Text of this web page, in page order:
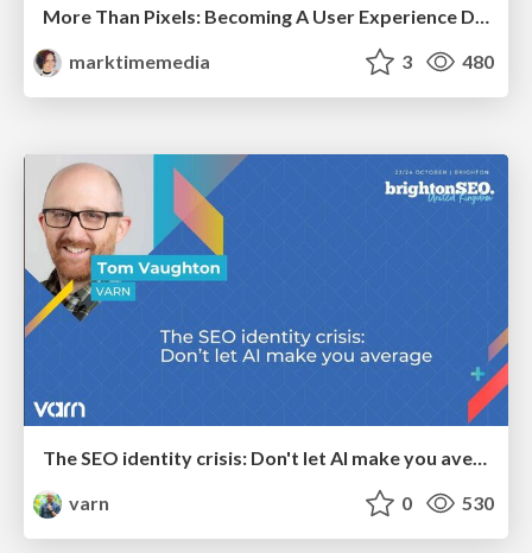
More Than Pixels: Becoming A User Experience Designer
marktimemedia
3 480
The SEO identity crisis: Don't let AI make you average
varn
0 530